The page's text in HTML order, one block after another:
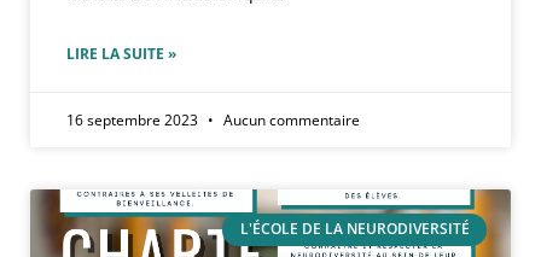
LIRE LA SUITE »
16 septembre 2023 Aucun commentaire
L'ÉCOLE DE LA NEURODIVERSITÉ